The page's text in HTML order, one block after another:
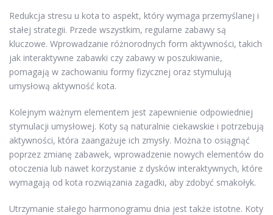
Redukcja stresu u kota to aspekt, który wymaga przemyślanej i
stałej strategii. Przede wszystkim, regularne zabawy są
kluczowe. Wprowadzanie różnorodnych form aktywności, takich
jak interaktywne zabawki czy zabawy w poszukiwanie,
pomagają w zachowaniu formy fizycznej oraz stymulują
umysłową aktywność kota.
Kolejnym ważnym elementem jest zapewnienie odpowiedniej
stymulacji umysłowej. Koty są naturalnie ciekawskie i potrzebują
aktywności, która zaangażuje ich zmysły. Można to osiągnąć
poprzez zmianę zabawek, wprowadzenie nowych elementów do
otoczenia lub nawet korzystanie z dysków interaktywnych, które
wymagają od kota rozwiązania zagadki, aby zdobyć smakołyk.
Utrzymanie stałego harmonogramu dnia jest także istotne. Koty